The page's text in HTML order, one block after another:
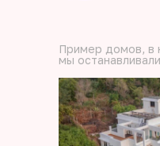
Пример домов, в
мы